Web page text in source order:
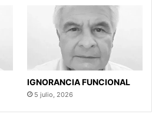
IGNORANCIA FUNCIONAL
5 julio, 2026